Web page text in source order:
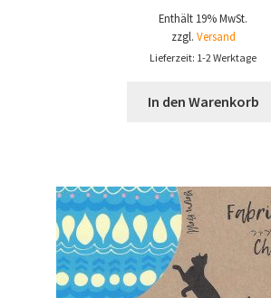
Enthält 19% MwSt.
zzgl. Versand
Lieferzeit: 1-2 Werktage
In den Warenkorb